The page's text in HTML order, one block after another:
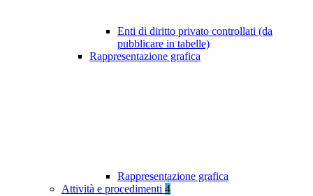
Enti di diritto privato controllati (da
pubblicare in tabelle)
Rappresentazione grafica
Rappresentazione grafica
Attività e procedimenti 4